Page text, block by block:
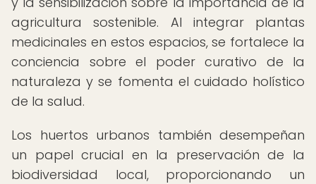
agricultura sostenible. Al integrar plantas
medicinales en estos espacios, se fortalece la
conciencia sobre el poder curativo de la
naturaleza y se fomenta el cuidado holístico
de la salud.
Los huertos urbanos también desempeñan
un papel crucial en la preservación de la
biodiversidad local, proporcionando un